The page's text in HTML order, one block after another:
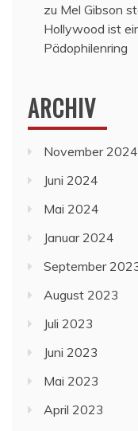
zu Mel Gibson
Hollywood ist
Pädophilenring
ARCHIV
November 2024
Juni 2024
Mai 2024
Januar 2024
September
August 2023
Juli 2023
Juni 2023
Mai 2023
April 2023